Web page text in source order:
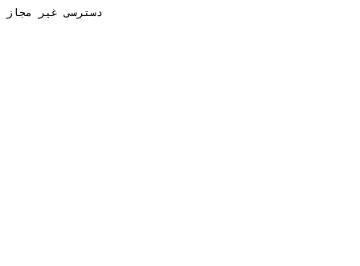
دسترسی غیر مجاز